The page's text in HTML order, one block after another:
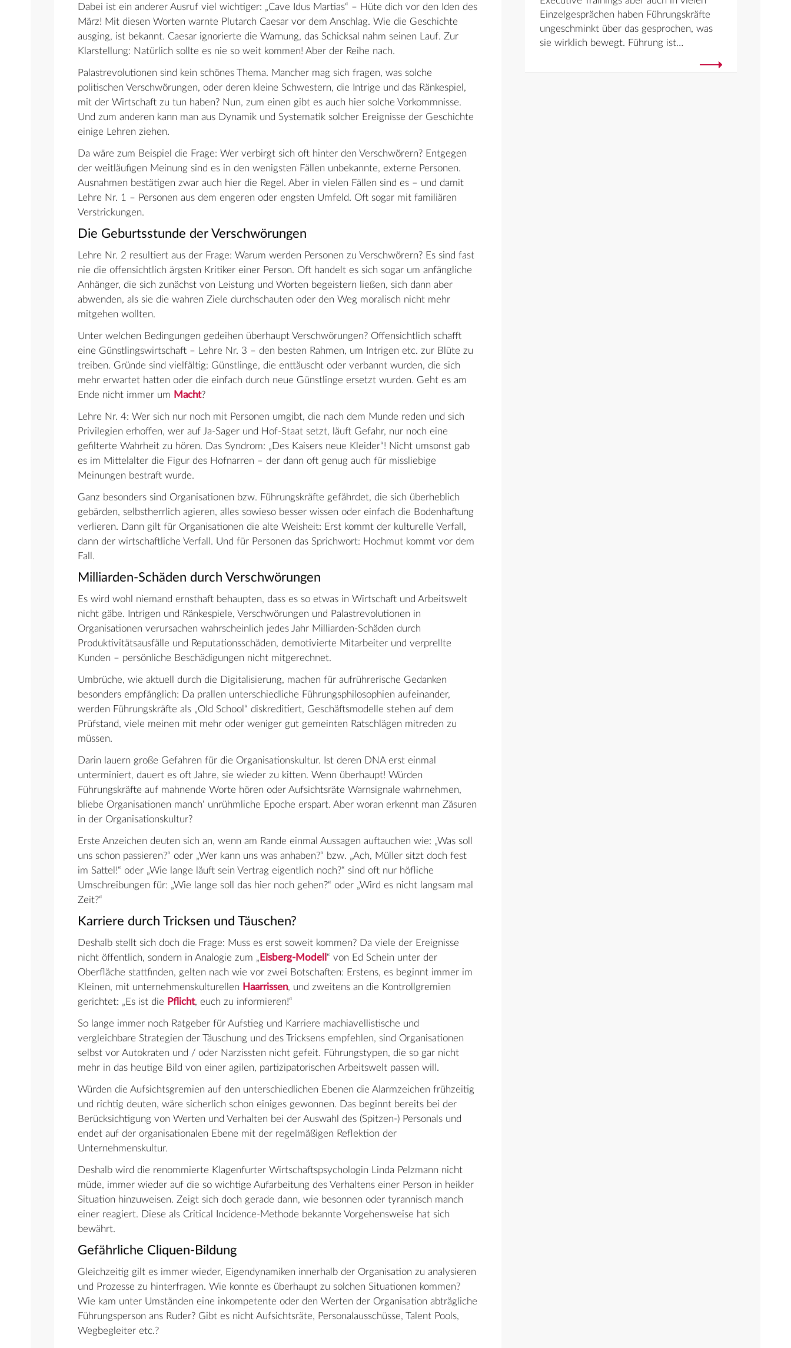
Dabei ist ein anderer Ausruf viel wichtiger: „Cave Idus Martias“ – Hüte dich vor den Iden des
März! Mit diesen Worten warnte Plutarch Caesar vor dem Anschlag. Wie die Geschichte
ausging, ist bekannt. Caesar ignorierte die Warnung, das Schicksal nahm seinen Lauf. Zur
Klarstellung: Natürlich sollte es nie so weit kommen! Aber der Reihe nach.
Palastrevolutionen sind kein schönes Thema. Mancher mag sich fragen, was solche
politischen Verschwörungen, oder deren kleine Schwestern, die Intrige und das Ränkespiel,
mit der Wirtschaft zu tun haben? Nun, zum einen gibt es auch hier solche Vorkommnisse.
Und zum anderen kann man aus Dynamik und Systematik solcher Ereignisse der Geschichte
einige Lehren ziehen.
Da wäre zum Beispiel die Frage: Wer verbirgt sich oft hinter den Verschwörern? Entgegen
der weitläufigen Meinung sind es in den wenigsten Fällen unbekannte, externe Personen.
Ausnahmen bestätigen zwar auch hier die Regel. Aber in vielen Fällen sind es – und damit
Lehre Nr. 1 – Personen aus dem engeren oder engsten Umfeld. Oft sogar mit familiären
Verstrickungen.
Die Geburtsstunde der Verschwörungen
Lehre Nr. 2 resultiert aus der Frage: Warum werden Personen zu Verschwörern? Es sind fast
nie die offensichtlich ärgsten Kritiker einer Person. Oft handelt es sich sogar um anfängliche
Anhänger, die sich zunächst von Leistung und Worten begeistern ließen, sich dann aber
abwenden, als sie die wahren Ziele durchschauten oder den Weg moralisch nicht mehr
mitgehen wollten.
Unter welchen Bedingungen gedeihen überhaupt Verschwörungen? Offensichtlich schafft
eine Günstlingswirtschaft – Lehre Nr. 3 – den besten Rahmen, um Intrigen etc. zur Blüte zu
treiben. Gründe sind vielfältig: Günstlinge, die enttäuscht oder verbannt wurden, die sich
mehr erwartet hatten oder die einfach durch neue Günstlinge ersetzt wurden. Geht es am
Ende nicht immer um Macht?
Lehre Nr. 4: Wer sich nur noch mit Personen umgibt, die nach dem Munde reden und sich
Privilegien erhoffen, wer auf Ja-Sager und Hof-Staat setzt, läuft Gefahr, nur noch eine
gefilterte Wahrheit zu hören. Das Syndrom: „Des Kaisers neue Kleider“! Nicht umsonst gab
es im Mittelalter die Figur des Hofnarren – der dann oft genug auch für missliebige
Meinungen bestraft wurde.
Ganz besonders sind Organisationen bzw. Führungskräfte gefährdet, die sich überheblich
gebärden, selbstherrlich agieren, alles sowieso besser wissen oder einfach die Bodenhaftung
verlieren. Dann gilt für Organisationen die alte Weisheit: Erst kommt der kulturelle Verfall,
dann der wirtschaftliche Verfall. Und für Personen das Sprichwort: Hochmut kommt vor dem
Fall.
Milliarden-Schäden durch Verschwörungen
Es wird wohl niemand ernsthaft behaupten, dass es so etwas in Wirtschaft und Arbeitswelt
nicht gäbe. Intrigen und Ränkespiele, Verschwörungen und Palastrevolutionen in
Organisationen verursachen wahrscheinlich jedes Jahr Milliarden-Schäden durch
Produktivitätsausfälle und Reputationsschäden, demotivierte Mitarbeiter und verprellte
Kunden – persönliche Beschädigungen nicht mitgerechnet.
Umbrüche, wie aktuell durch die Digitalisierung, machen für aufrührerische Gedanken
besonders empfänglich: Da prallen unterschiedliche Führungsphilosophien aufeinander,
werden Führungskräfte als „Old School“ diskreditiert, Geschäftsmodelle stehen auf dem
Prüfstand, viele meinen mit mehr oder weniger gut gemeinten Ratschlägen mitreden zu
müssen.
Darin lauern große Gefahren für die Organisationskultur. Ist deren DNA erst einmal
unterminiert, dauert es oft Jahre, sie wieder zu kitten. Wenn überhaupt! Würden
Führungskräfte auf mahnende Worte hören oder Aufsichtsräte Warnsignale wahrnehmen,
bliebe Organisationen manch‘ unrühmliche Epoche erspart. Aber woran erkennt man Zäsuren
in der Organisationskultur?
Erste Anzeichen deuten sich an, wenn am Rande einmal Aussagen auftauchen wie: „Was soll
uns schon passieren?“ oder „Wer kann uns was anhaben?“ bzw. „Ach, Müller sitzt doch fest
im Sattel!“ oder „Wie lange läuft sein Vertrag eigentlich noch?“ sind oft nur höfliche
Umschreibungen für: „Wie lange soll das hier noch gehen?“ oder „Wird es nicht langsam mal
Zeit?“
Karriere durch Tricksen und Täuschen?
Deshalb stellt sich doch die Frage: Muss es erst soweit kommen? Da viele der Ereignisse
nicht öffentlich, sondern in Analogie zum „ Eisberg-Modell “ von Ed Schein unter der
Oberfläche stattfinden, gelten nach wie vor zwei Botschaften: Erstens, es beginnt immer im
Kleinen, mit unternehmenskulturellen Haarrissen, und zweitens an die Kontrollgremien
gerichtet: „Es ist die Pflicht, euch zu informieren!“
So lange immer noch Ratgeber für Aufstieg und Karriere machiavellistische und
vergleichbare Strategien der Täuschung und des Tricksens empfehlen, sind Organisationen
selbst vor Autokraten und / oder Narzissten nicht gefeit. Führungstypen, die so gar nicht
mehr in das heutige Bild von einer agilen, partizipatorischen Arbeitswelt passen will.
Würden die Aufsichtsgremien auf den unterschiedlichen Ebenen die Alarmzeichen frühzeitig
und richtig deuten, wäre sicherlich schon einiges gewonnen. Das beginnt bereits bei der
Berücksichtigung von Werten und Verhalten bei der Auswahl des (Spitzen-) Personals und
endet auf der organisationalen Ebene mit der regelmäßigen Reflektion der
Unternehmenskultur.
Deshalb wird die renommierte Klagenfurter Wirtschaftspsychologin Linda Pelzmann nicht
müde, immer wieder auf die so wichtige Aufarbeitung des Verhaltens einer Person in heikler
Situation hinzuweisen. Zeigt sich doch gerade dann, wie besonnen oder tyrannisch manch
einer reagiert. Diese als Critical Incidence-Methode bekannte Vorgehensweise hat sich
bewährt.
Gefährliche Cliquen-Bildung
Gleichzeitig gilt es immer wieder, Eigendynamiken innerhalb der Organisation zu analysieren
und Prozesse zu hinterfragen. Wie konnte es überhaupt zu solchen Situationen kommen?
Wie kam unter Umständen eine inkompetente oder den Werten der Organisation abträgliche
Führungsperson ans Ruder? Gibt es nicht Aufsichtsräte, Personalausschüsse, Talent Pools,
Wegbegleiter etc.?
Einzelgesprächen haben Führungskräfte
ungeschminkt über das gesprochen, was
sie wirklich bewegt. Führung ist…